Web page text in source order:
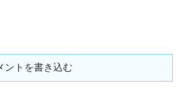
ントを書き込む